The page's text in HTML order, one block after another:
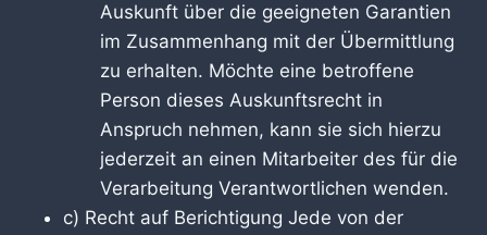
Auskunft über die geeigneten Garantien
im Zusammenhang mit der Übermittlung
zu erhalten. Möchte eine betroffene
Person dieses Auskunftsrecht in
Anspruch nehmen, kann sie sich hierzu
jederzeit an einen Mitarbeiter des für die
Verarbeitung Verantwortlichen wenden.
c) Recht auf Berichtigung Jede von der